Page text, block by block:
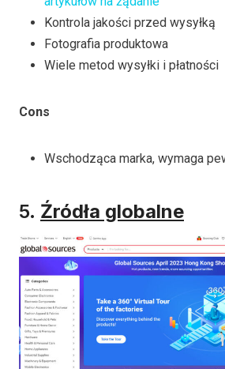
Kontrola jakości przed wysyłką
Fotografia produktowa
Wiele metod wysyłki i płatności
Cons
Wschodząca marka, wymaga
5. Źródła globalne